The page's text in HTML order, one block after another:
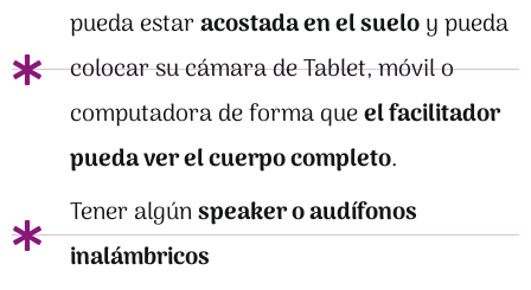
pueda estaracostada en el sueloy pueda
colocar su cámara de Tablet, móvil o
computadora de forma queel facilitador
pueda ver el cuerpo completo.
Tener algúnspeaker o audífonos
inalámbricos